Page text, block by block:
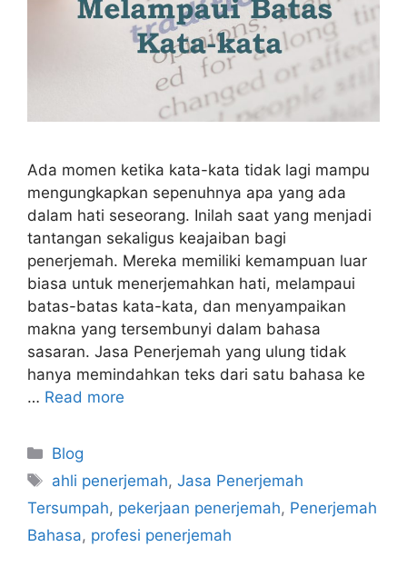
Ada momen ketika kata-kata tidak lagi mampu
mengungkapkan sepenuhnya apa yang ada
dalam hati seseorang. Inilah saat yang menjadi
tantangan sekaligus keajaiban bagi
penerjemah. Mereka memiliki kemampuan luar
biasa untuk menerjemahkan hati, melampaui
batas-batas kata-kata, dan menyampaikan
makna yang tersembunyi dalam bahasa
sasaran. Jasa Penerjemah yang ulung tidak
hanya memindahkan teks dari satu bahasa ke
… Read more
Categories
Blog
Tags
ahli penerjemah,Jasa Penerjemah
Tersumpah, pekerjaan penerjemah, Penerjemah
Bahasa, profesi penerjemah